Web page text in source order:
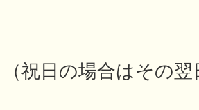
祝日の場合はその